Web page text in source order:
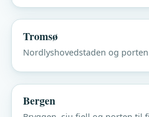
Tromsø
Nordlyshovedstaden og
Bergen